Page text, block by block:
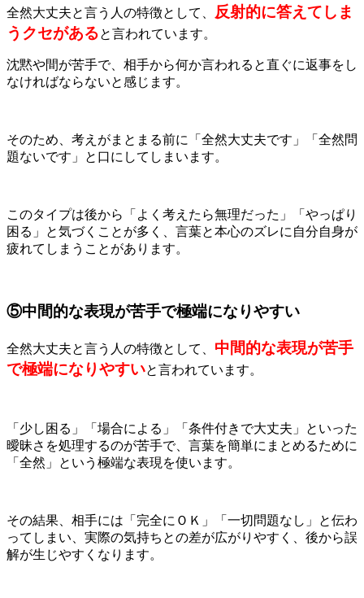
全然大丈夫と言う人の特徴として、
反射的に答えてしま
うクセがあると言われています。
沈黙や間が苦手で、相手から何か言われると直ぐに返事をし
なければならないと感じます。
そのため、考えがまとまる前に「全然大丈夫です」「全然問
題ないです」と口にしてしまいます。
このタイプは後から「よく考えたら無理だった」「やっぱり
困る」と気づくことが多く、言葉と本心のズレに自分自身が
疲れてしまうことがあります。
⑤中間的な表現が苦手で極端になりやすい
全然大丈夫と言う人の特徴として、 中間的な表現が苦手
で極端になりやすいと言われています。
「少し困る」「場合による」「条件付きで大丈夫」といった
曖昧さを処理するのが苦手で、言葉を簡単にまとめるために
「全然」という極端な表現を使います。
その結果、相手には「完全にＯＫ」「一切問題なし」と伝わ
ってしまい、実際の気持ちとの差が広がりやすく、後から誤
解が生じやすくなります。